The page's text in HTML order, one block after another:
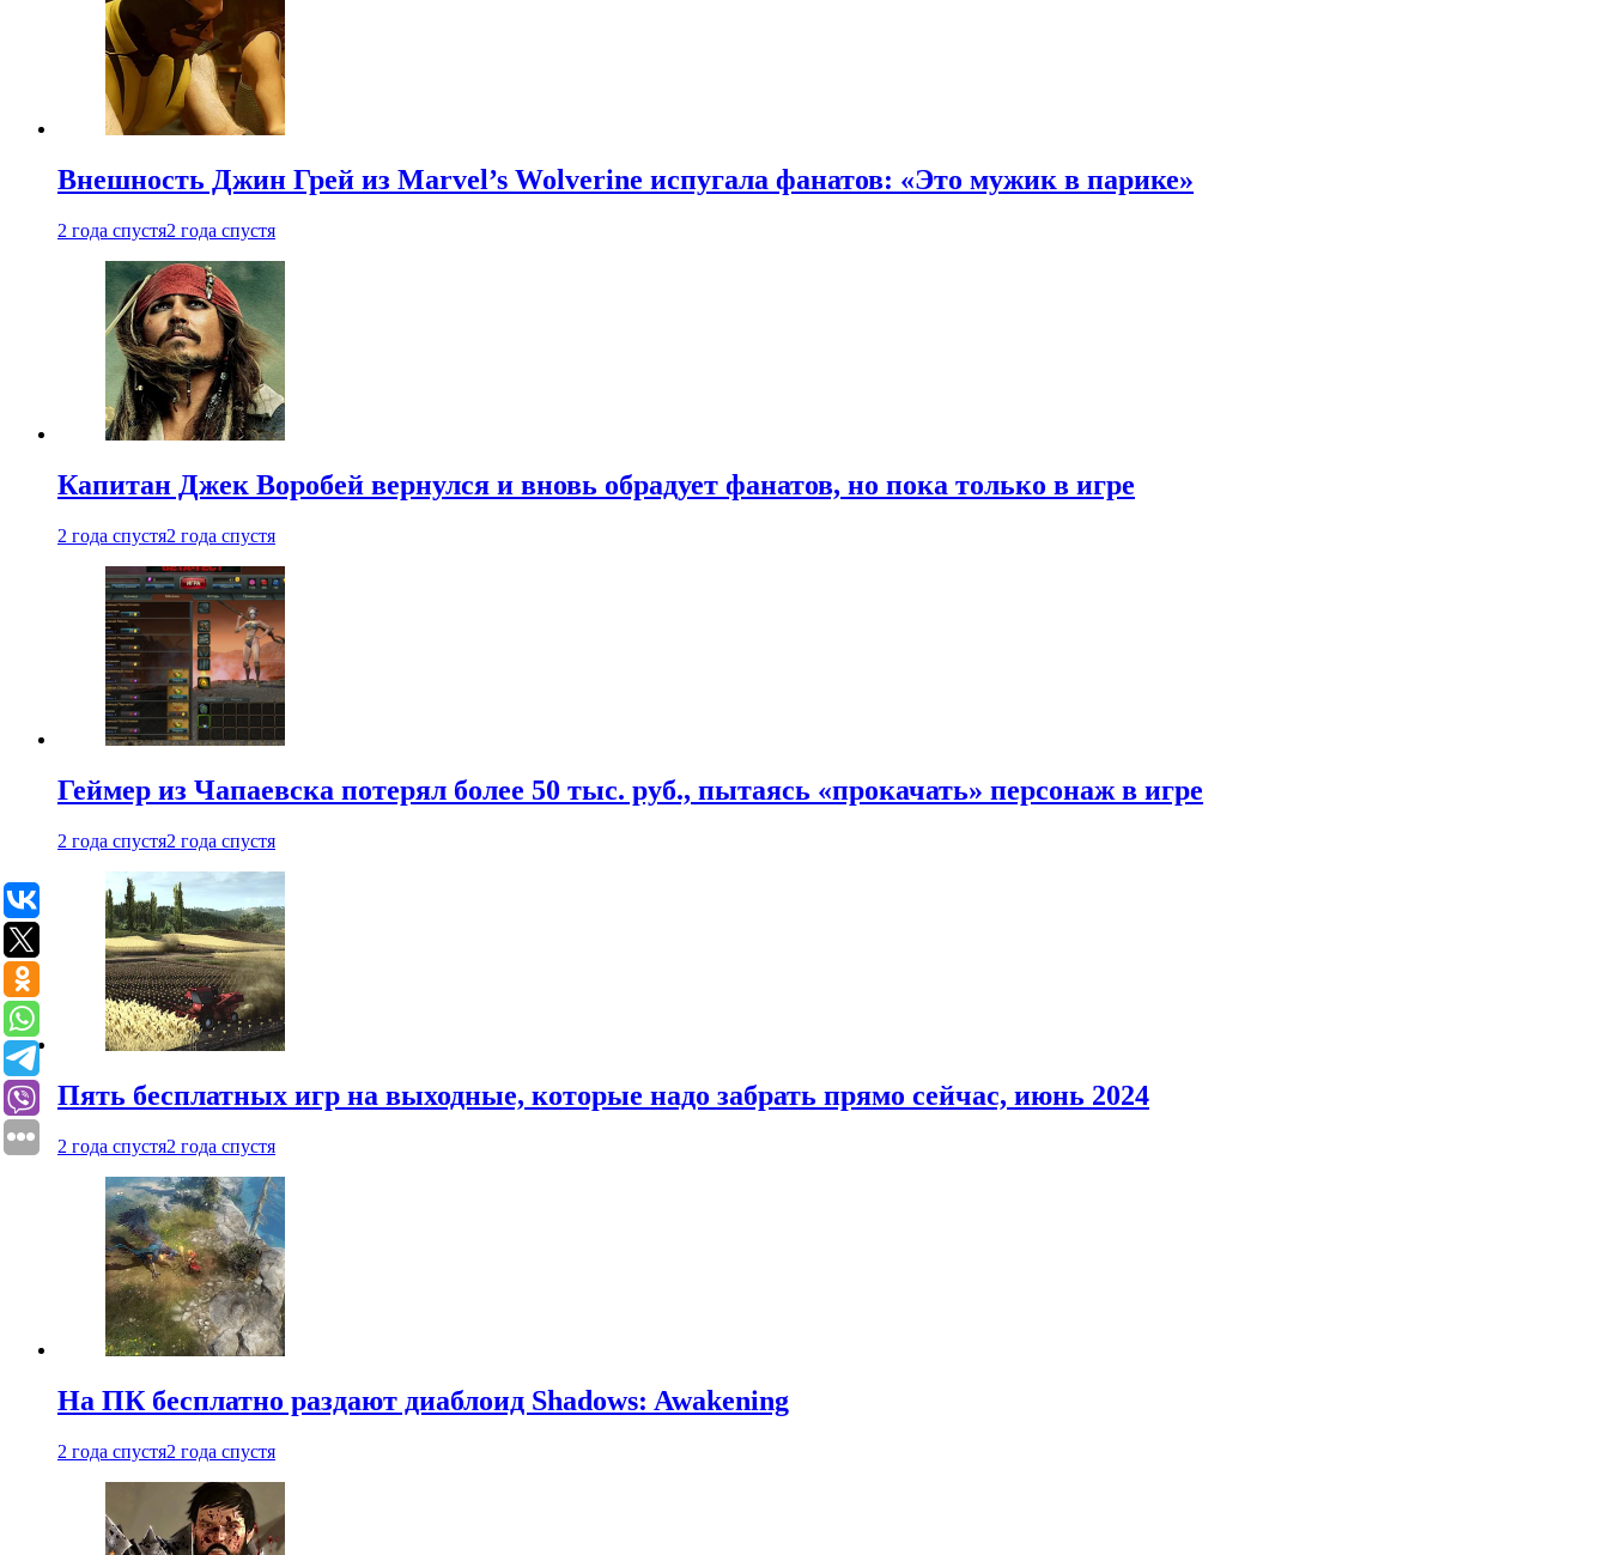
Внешность Джин Грей из Marvel’s Wolverine испугала фанатов: «Это мужик в парике»
2 года спустя2 года спустя
Капитан Джек Воробей вернулся и вновь обрадует фанатов, но пока только в игре
2 года спустя2 года спустя
Геймер из Чапаевска потерял более 50 тыс. руб., пытаясь «прокачать» персонаж в игре
2 года спустя2 года спустя
Пять бесплатных игр на выходные, которые надо забрать прямо сейчас, июнь 2024
2 года спустя2 года спустя
На ПК бесплатно раздают диаблоид Shadows: Awakening
2 года спустя2 года спустя